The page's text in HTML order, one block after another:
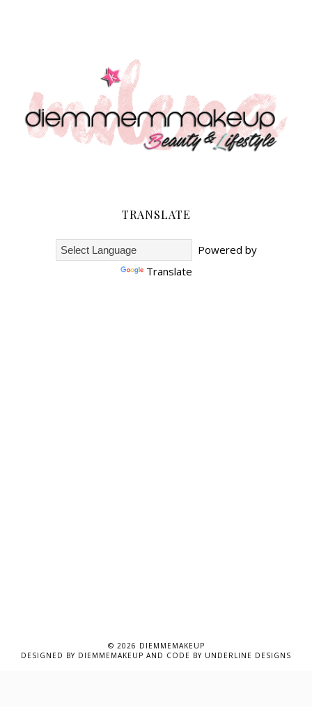
TRANSLATE
Powered by
Translate
© 2026 DIEMMEMAKEUP
DESIGNED BY DIEMMEMAKEUP AND CODE BY UNDERLINE DESIGNS